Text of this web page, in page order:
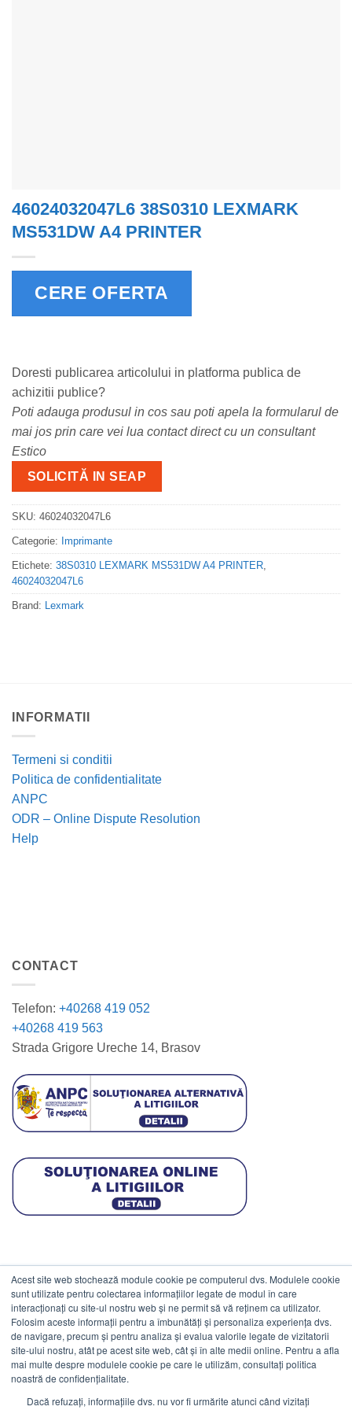
Acest site web stochează module cookie pe computerul dvs. Modulele cookie
sunt utilizate pentru colectarea informațiilor legate de modul în care
interacționați cu site-ul nostru web și ne permit să vă reținem ca utilizator.
Folosim aceste informații pentru a îmbunătăți și personaliza experiența dvs.
de navigare, precum și pentru analiza și evalua valorile legate de vizitatorii
site-ului nostru, atât pe acest site web, cât și în alte medii online. Pentru a afla
mai multe despre modulele cookie pe care le utilizăm, consultați politica
noastră de confidențialitate.
Dacă refuzați, informațiile dvs. nu vor fi urmărite atunci când vizitați
46024032047L6 38S0310 LEXMARK
MS531DW A4 PRINTER
CERE OFERTA
Doresti publicarea articolului in platforma publica de
achizitii publice?
Poti adauga produsul in cos sau poti apela la formularul de
mai jos prin care vei lua contact direct cu un consultant
Estico
SOLICITĂ IN SEAP
SKU: 46024032047L6
Categorie: Imprimante
Etichete: 38S0310 LEXMARK MS531DW A4 PRINTER,
46024032047L6
Brand: Lexmark
INFORMATII
Termeni si conditii
Politica de confidentialitate
ANPC
ODR – Online Dispute Resolution
Help
CONTACT
Telefon: +40268 419 052
+40268 419 563
Strada Grigore Ureche 14, Brasov
DATE COMERCIALE
ESTICO S.R.L.
CIF: RO1094402.
Reg.Com: J08/469/1991.